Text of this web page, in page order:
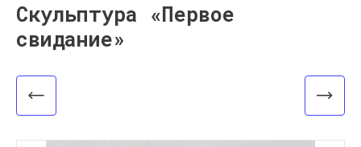
Скульптура «Первое
свидание»